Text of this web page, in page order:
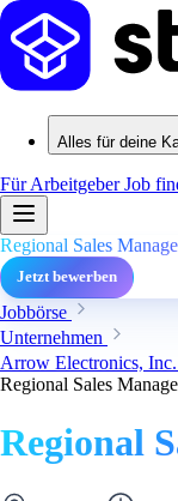
Alles für deine
Für ArbeitgeberJob
Regional Sales
Jetzt bewerben
Jobbörse
Unternehmen
Arrow Electronics, Inc.
Regional Sales
Regional